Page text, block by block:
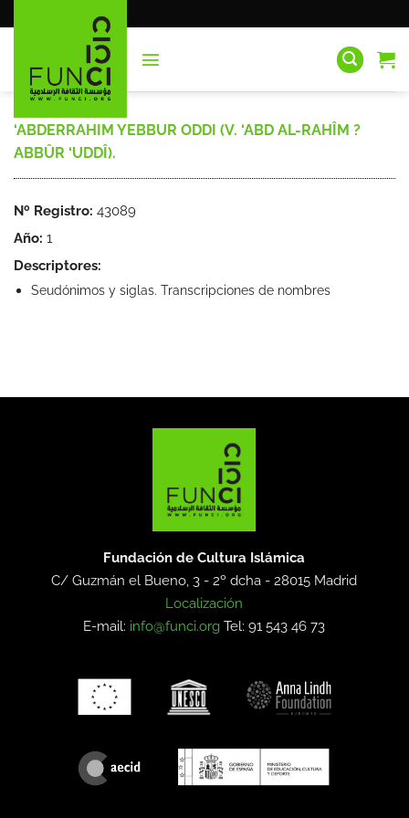
al
‘ABDERRAHIM YEBBUR ODDI (V. ‘ABD AL-RAHÎM ?
ABBÛR ‘UDDÎ).
Nº Registro: 43089
Año: 1
Descriptores:
Seudónimos y siglas. Transcripciones de nombres
Fundación de Cultura Islámica
C/ Guzmán el Bueno, 3 - 2º dcha -28015 Madrid
Localización
E-mail: info@funci.org Tel: 91 543 46 73